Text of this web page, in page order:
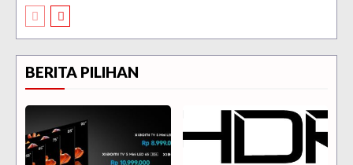
BERITA PILIHAN